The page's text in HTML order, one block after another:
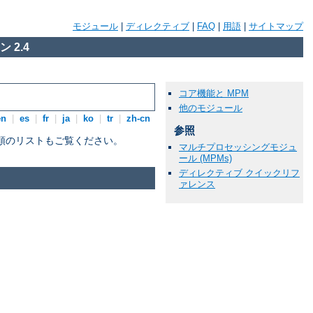
モジュール ディレクティブ FAQ 用語 サイトマップ
2.4
es fr ja ko tr zh-cn
リストもご覧ください。
コア機能と MPM
他のモジュール
参照
マルチプロセッシングモジュ
ール (MPMs)
ディレクティブ クイックリフ
ァレンス